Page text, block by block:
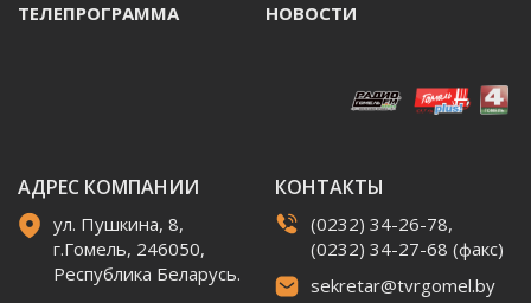
ТЕЛЕПРОГРАММА НОВОСТИ
АДРЕС КОМПАНИИ
ул. Пушкина, 8,
г.Гомель, 246050,
Республика Беларусь.
КОНТАКТЫ
(0232) 34-26-78,
(0232) 34-27-68 (факс)
sekretar@tvrgomel.by